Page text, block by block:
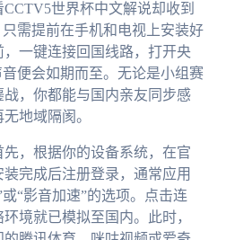
世界杯中文解说却收到
需提前在手机和电视上安装好
一键连接回国线路，打开央
便会如期而至。无论是小组赛
，你都能与国内亲友同步感
地域隔阂。
，根据你的设备系统，在官
完成后注册登录，通常应用
“影音加速”的选项。点击连
境就已模拟至国内。此时，